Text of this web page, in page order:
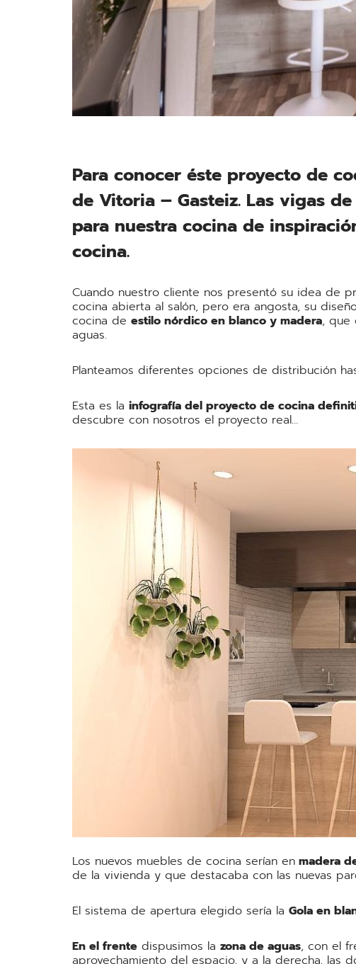
Para conocer éste proyecto de
de Vitoria – Gasteiz. Las vigas
para nuestra cocina de
cocina.
Cuando nuestro cliente nos presentó su idea de
cocina abierta al salón, pero era angosta, su
cocina de estilo nórdico en blanco y madera, que
aguas.
Planteamos diferentes opciones de distribución
Esta es la infografía del proyecto de cocina
descubre con nosotros el proyecto real…
Los nuevos muebles de cocina serían en madera
de la vivienda y que destacaba con las nuevas
El sistema de apertura elegido sería la Gola en
En el frente dispusimos la zona de aguas, con el
aprovechamiento del espacio, y a la derecha, las